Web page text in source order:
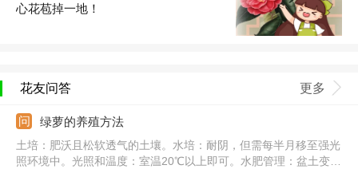
心花苞掉一地！
花友问答 更多
绿萝的养殖方法
土培：肥沃且松软透气的土壤。水培：耐阴，但需每半月移至强光
照环境中。光照和温度：室温20℃以上即可。水肥管理：盆土变干